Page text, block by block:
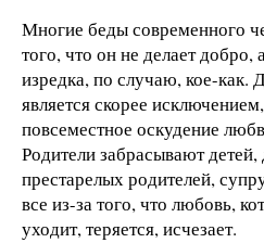
Многие беды современного
того, что он не делает добро,
изредка, по случаю, кое-как.
является скорее
повсеместное оскудение
Родители забрасывают
престарелых родителей,
все из-за того, что любовь,
уходит, теряется, исчезает.